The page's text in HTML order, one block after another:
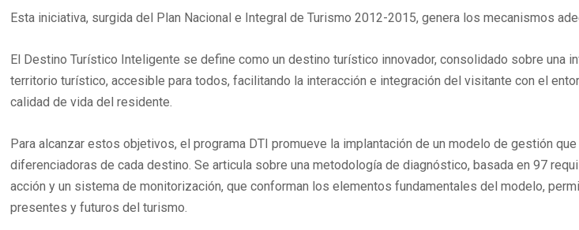
Esta iniciativa, surgida del Plan Nacional e Integral de Turismo 2012-2015, genera los mecanismos
El Destino Turístico Inteligente se define como un destino turístico innovador, consolidado sobre una
territorio turístico, accesible para todos, facilitando la interacción e integración del visitante con el
calidad de vida del residente.
Para alcanzar estos objetivos, el programa DTI promueve la implantación de un modelo de gestión
diferenciadoras de cada destino. Se articula sobre una metodología de diagnóstico, basada en 97
acción y un sistema de monitorización, que conforman los elementos fundamentales del modelo,
presentes y futuros del turismo.